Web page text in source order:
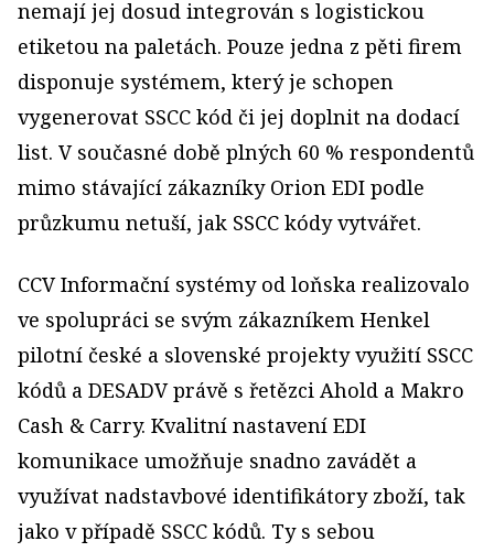
nemají jej dosud integrován s logistickou
etiketou na paletách. Pouze jedna z pěti firem
disponuje systémem, který je schopen
vygenerovat SSCC kód či jej doplnit na dodací
list. V současné době plných 60 % respondentů
mimo stávající zákazníky Orion EDI podle
průzkumu netuší, jak SSCC kódy vytvářet.
CCV Informační systémy od loňska realizovalo
ve spolupráci se svým zákazníkem Henkel
pilotní české a slovenské projekty využití SSCC
kódů a DESADV právě s řetězci Ahold a Makro
Cash & Carry. Kvalitní nastavení EDI
komunikace umožňuje snadno zavádět a
využívat nadstavbové identifikátory zboží, tak
jako v případě SSCC kódů. Ty s sebou